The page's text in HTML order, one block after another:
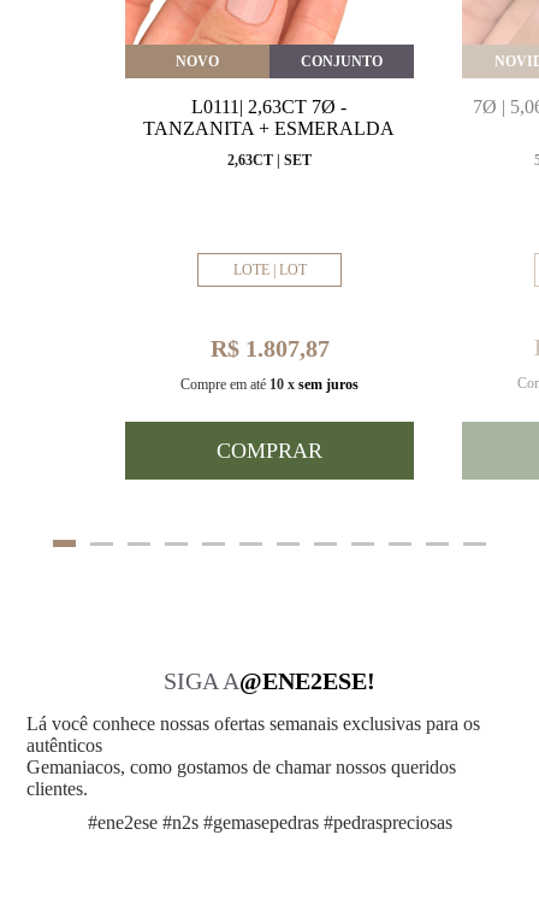
NOVO CONJUNTO
L0111| 2,63CT 7Ø -
TANZANITA + ESMERALDA
2,63CT | SET
LOTE | LOT
R$ 1.807,87
Compre em até 10 x sem juros
COMPRAR
7Ø |
SIGA A@ENE2ESE!
Lá você conhece nossas ofertas semanais exclusivas para os
autênticos
Gemaniacos, como gostamos de chamar nossos queridos
clientes.
#ene2ese #n2s #gemasepedras #pedraspreciosas